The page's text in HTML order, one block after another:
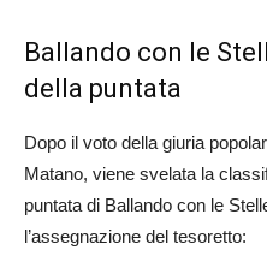
Ballando con le
della puntata
Dopo il voto della giuria
Matano, viene svelata la
puntata di Ballando con le
l’assegnazione del tesoretto: